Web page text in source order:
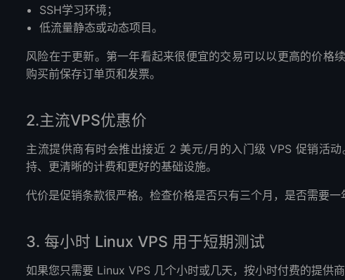
SSH学习环境；
低流量静态或动态项目。
风险在于更新。第一年看起来很便宜的交易可以以更高的价格
购买前保存订单页和发票。
2.主流VPS优惠价
主流提供商有时会推出接近 2 美元/月的入门级 VPS 促销活
持、更清晰的计费和更好的基础设施。
代价是促销条款很严格。检查价格是否只有三个月，是否需要
3. 每小时 Linux VPS 用于短期测试
如果您只需要 Linux VPS 几个小时或几天，按小时付费的提供